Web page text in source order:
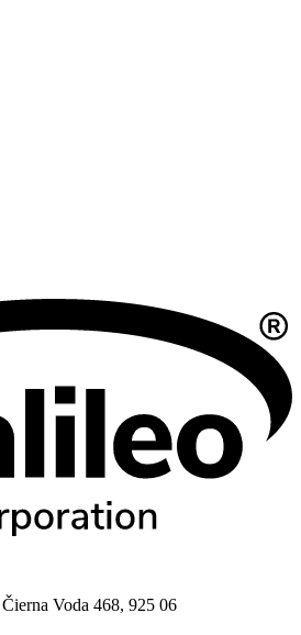
Voda 468, 925 06